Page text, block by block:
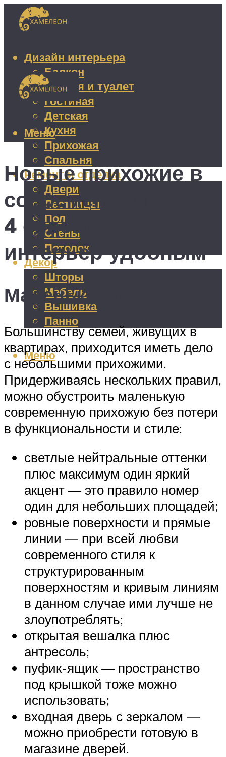
Дизайн интерьера
Балкон
Ванная и туалет
Гостиная
Детская
Кухня
Прихожая
Спальня
Ремонт и отделка
Двери
Лестницы
Пол
Стены
Потолок
Декор
Шторы
Мебель
Вышивка
Панно
Меню
Меню
Новые прихожие в
современном стиле:
4 способа сделать
интерьер удобным
Маленькая прихожая
Большинству семей, живущих в
квартирах, приходится иметь дело
с небольшими прихожими.
Придерживаясь нескольких правил,
можно обустроить маленькую
современную прихожую без потери
в функциональности и стиле:
светлые нейтральные оттенки
плюс максимум один яркий
акцент — это правило номер
один для небольших площадей;
ровные поверхности и прямые
линии — при всей любви
современного стиля к
структурированным
поверхностям и кривым линиям
в данном случае ими лучше не
злоупотреблять;
открытая вешалка плюс
антресоль;
пуфик-ящик — пространство
под крышкой тоже можно
использовать;
входная дверь с зеркалом —
можно приобрести готовую в
магазине дверей.